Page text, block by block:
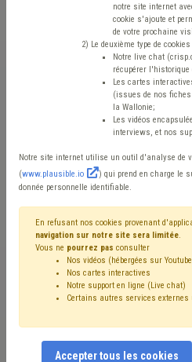
107e
maires et des
présidents
France : «
communes,
Mis en ligne le 1er Février 2026 -
L’AMF, Association des
démocratie locale vis-à-
République.
notre site internet
cookie s'ajoute et
de votre prochaine
2) Le deuxième type de
Notre live chat
récupérer
Les cartes
(issues de nos
la Wallonie;
Les vidéos
interviews, et nos
Notre site internet utilise un outil d'analyse de
(www.plausible.io
) qui prend en charge le
donnée personnelle identifiable.
En refusant nos cookies provenant
navigation sur notre site sera limitée.
Vous ne pourrez pas consulter
Nos vidéos (hébergées sur
Nos cartes interactives
Notre support en ligne (Live chat)
Certains autres services
Accepter tous les cookies